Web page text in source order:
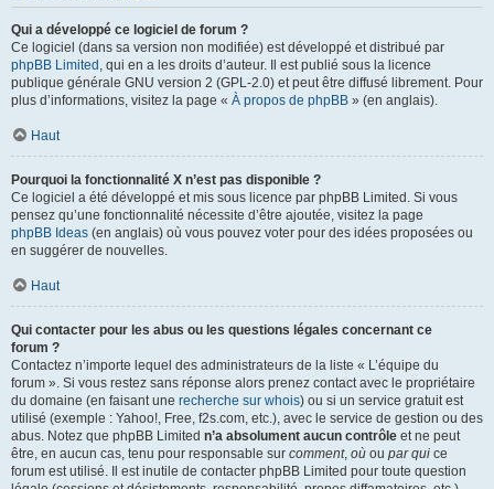
Qui a développé ce logiciel de forum ?
Ce logiciel (dans sa version non modifiée) est développé et distribué par
phpBB Limited , qui en a les droits d’auteur. Il est publié sous la licence
publique générale GNU version 2 (GPL-2.0) et peut être diffusé librement. Pour
plus d’informations, visitez la page « À propos de phpBB » (en anglais).
Haut
Pourquoi la fonctionnalité X n’est pas disponible ?
Ce logiciel a été développé et mis sous licence par phpBB Limited. Si vous
pensez qu’une fonctionnalité nécessite d’être ajoutée, visitez la page
phpBB Ideas (en anglais) où vous pouvez voter pour des idées proposées ou
en suggérer de nouvelles.
Haut
Qui contacter pour les abus ou les questions légales concernant ce
forum ?
Contactez n’importe lequel des administrateurs de la liste « L’équipe du
forum ». Si vous restez sans réponse alors prenez contact avec le propriétaire
du domaine (en faisant une recherche sur whois) ou si un service gratuit est
utilisé (exemple : Yahoo!, Free, f2s.com, etc.), avec le service de gestion ou des
abus. Notez que phpBB Limited n’a absolument aucun contrôle et ne peut
être, en aucun cas, tenu pour responsable sur comment, où ou par qui ce
forum est utilisé. Il est inutile de contacter phpBB Limited pour toute question